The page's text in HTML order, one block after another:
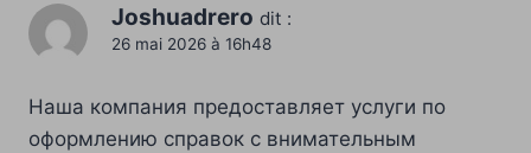
Joshuadrero dit :
26 mai 2026 à 16h48
Наша компания предоставляет услуги по
оформлению справок с внимательным